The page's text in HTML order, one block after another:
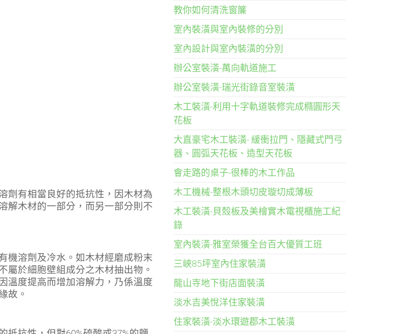
劑有相當良好的抵抗性，因木材為
解木材的一部分，而另一部分則不
機溶劑及冷水。如木材經磨成粉末
屬於細胞壁組成分之木材抽出物。
溫度提高而增加溶解力，乃係溫度
故。
教你如何清洗窗簾
室內裝潢與室內裝修的分別
室內設計與室內裝潢的分別
辦公室裝潢-萬向軌道施工
辦公室裝潢-瑞光街錄音室裝潢
木工裝潢-利用十字軌道裝修完成橢圓形天
花板
大直豪宅木工裝潢- 緩衝拉門、隱藏式門弓
器、圓弧天花板、造型天花板
會走路的桌子-很棒的木工作品
木工機械-整根木頭切皮璇切成薄板
木工裝潢-貝殼板及美檜實木電視櫃施工紀
錄
室內裝潢-雅室榮獲全台百大優質工班
三峽85坪室內住家裝潢
龍山寺地下街店面裝潢
淡水吉美悅洋住家裝潢
住家裝潢-淡水環遊郡木工裝潢